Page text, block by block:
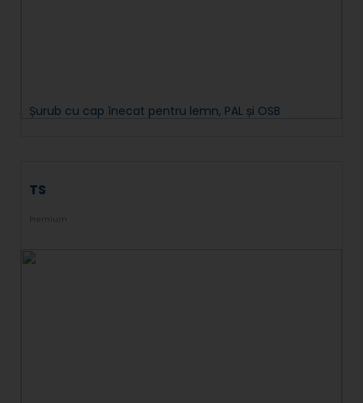
Șurub cu cap înecat pentru lemn, PAL și OSB
TS
Premium